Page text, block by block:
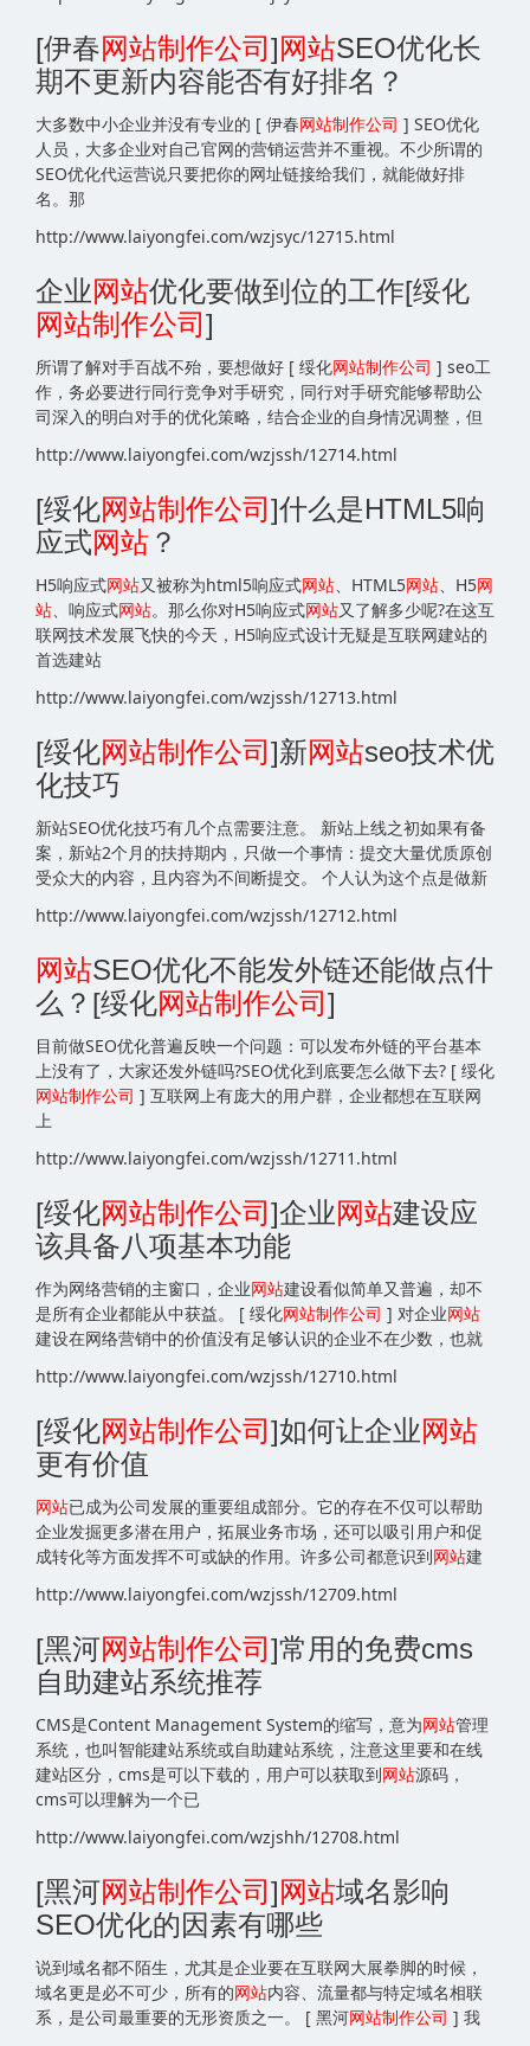
[伊春网站制作公司] 网站SEO优化长
期不更新内容能否有好排名？
大多数中小企业并没有专业的 [ 伊春网站制作公司 ] SEO优化
人员，大多企业对自己官网的营销运营并不重视。不少所谓的
SEO优化代运营说只要把你的网址链接给我们，就能做好排
名。那
http://www.laiyongfei.com/wzjsyc/12715.html
企业网站优化要做到位的工作[绥化
网站制作公司]
所谓了解对手百战不殆，要想做好 [ 绥化网站制作公司 ] seo工
作，务必要进行同行竞争对手研究，同行对手研究能够帮助公
司深入的明白对手的优化策略，结合企业的自身情况调整，但
http://www.laiyongfei.com/wzjssh/12714.html
[绥化网站制作公司]什么是HTML5响
应式网站 ？
H5响应式网站又被称为html5响应式网站、HTML5网站、H5网
站、响应式网站。那么你对H5响应式网站又了解多少呢?在这互
联网技术发展飞快的今天，H5响应式设计无疑是互联网建站的
首选建站
http://www.laiyongfei.com/wzjssh/12713.html
[绥化网站制作公司]新网站seo技术优
化技巧
新站SEO优化技巧有几个点需要注意。 新站上线之初如果有备
案，新站2个月的扶持期内，只做一个事情：提交大量优质原创
受众大的内容，且内容为不间断提交。 个人认为这个点是做新
http://www.laiyongfei.com/wzjssh/12712.html
网站SEO优化不能发外链还能做点什
么？[绥化网站制作公司]
目前做SEO优化普遍反映一个问题：可以发布外链的平台基本
上没有了，大家还发外链吗?SEO优化到底要怎么做下去? [ 绥化
网站制作公司 ] 互联网上有庞大的用户群，企业都想在互联网
上
http://www.laiyongfei.com/wzjssh/12711.html
[绥化网站制作公司]企业网站建设应
该具备八项基本功能
作为网络营销的主窗口，企业网站建设看似简单又普遍，却不
是所有企业都能从中获益。 [ 绥化网站制作公司 ] 对企业网站
建设在网络营销中的价值没有足够认识的企业不在少数，也就
http://www.laiyongfei.com/wzjssh/12710.html
[绥化网站制作公司]如何让企业网站
更有价值
网站已成为公司发展的重要组成部分。它的存在不仅可以帮助
企业发掘更多潜在用户，拓展业务市场，还可以吸引用户和促
成转化等方面发挥不可或缺的作用。许多公司都意识到网站建
http://www.laiyongfei.com/wzjssh/12709.html
[黑河网站制作公司]常用的免费cms
自助建站系统推荐
CMS是Content Management System的缩写，意为网站管理
系统，也叫智能建站系统或自助建站系统，注意这里要和在线
建站区分，cms是可以下载的，用户可以获取到网站源码，
cms可以理解为一个已
http://www.laiyongfei.com/wzjshh/12708.html
[黑河网站制作公司] 网站域名影响
SEO优化的因素有哪些
说到域名都不陌生，尤其是企业要在互联网大展拳脚的时候，
域名更是必不可少，所有的网站内容、流量都与特定域名相联
系，是公司最重要的无形资质之一。 [ 黑河网站制作公司 ] 我